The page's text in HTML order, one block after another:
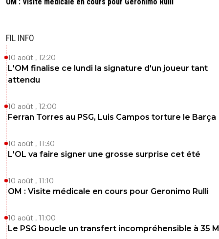
FIL INFO
10 août , 12:20
L'OM finalise ce lundi la signature d'un joueur tant
attendu
10 août , 12:00
Ferran Torres au PSG, Luis Campos torture le Barça
10 août , 11:30
L'OL va faire signer une grosse surprise cet été
10 août , 11:10
OM : Visite médicale en cours pour Geronimo Rulli
10 août , 11:00
Le PSG boucle un transfert incompréhensible à 35